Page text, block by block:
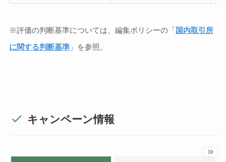
※評価の判断基準については、編集ポリシーの「国内取引所
に関する判断基準」を参照。
キャンペーン情報